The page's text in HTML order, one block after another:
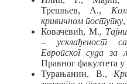
Трешњев, А.,
кривичном поступку
Ковачевић, М.,
– усклађеност
Европског суда за
Правног факултета у
Турањанин, В.,